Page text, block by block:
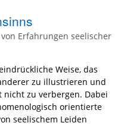
Erfahrungen seelischer
Weise, das
zu illustrieren und
zu verbergen. Dabei
orientierte
seelischem Leiden